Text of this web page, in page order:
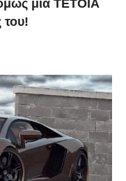
μια ΤΕΤΟΙΑ
του!